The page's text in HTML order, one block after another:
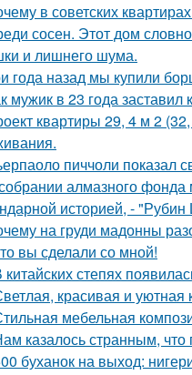
в советских
сосен. Этот дом
и лишнего шума.
года назад мы купили
мужик в 23 года
квартиры 29, 4 м 2
пиччоли показал
алмазного фонда
историей, - "Рубин
на груди мадонны
вы сделали со мной!
китайских степях
красивая и уютная
мебельная
казалось странным,
буханок на выход: